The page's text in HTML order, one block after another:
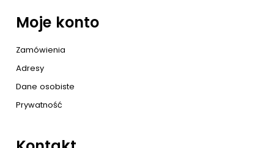
Moje konto
Zamówienia
Adresy
Dane osobiste
Prywatność